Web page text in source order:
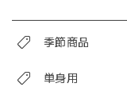
季節商品
単身用